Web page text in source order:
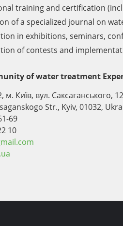
training and certification
of a specialized journal on
in exhibitions, seminars,
of contests and
of water treatment
м. Київ, вул. Саксаганського,
Str., Kyiv, 01032,
69
10